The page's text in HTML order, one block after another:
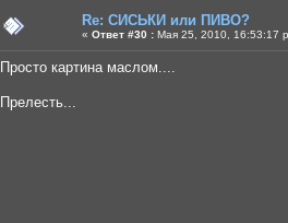
Re: СИСЬКИ или ПИВО?
« Ответ #30 : Мая 25, 2010, 16:53:17
Просто картина маслом....
Прелесть...